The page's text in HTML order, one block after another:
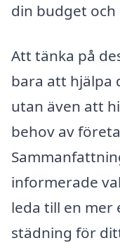
din budget
Att tänka på
bara att hjälpa
utan även att
behov av
informerade
leda till en mer
städning för